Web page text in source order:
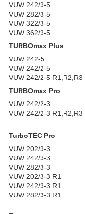
VUW 242/3-5
VUW 282/3-5
VUW 322/3-5
VUW 362/3-5
TURBOmax Plus
VUW 242-5
VUW 242/2-5
VUW 242/2-5 R1 R2,R3
TURBOmax Pro
VUW 242/2-3
VUW 242/2-3 R1,R2,R3
TurboTEC Pro
VUW 202/3-3
VUW 242/3-3
VUW 282/3-3
VUW 202/3-3 R1
VUW 242/3-3 R1
VUW 282/3-3 R1